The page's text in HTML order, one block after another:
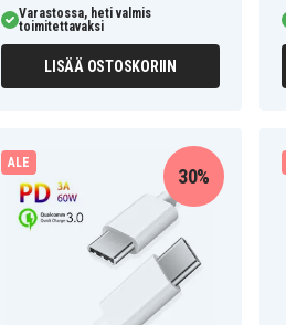
Varastossa, heti valmis
toimitettavaksi
LISÄÄ OSTOSKORIIN
ALE
30%